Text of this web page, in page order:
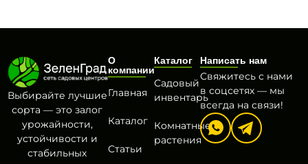
Выбирайте лучшие
сорта — это залог
урожайности,
устойчивости и
стабильных
О
компании
Главная
Каталог
Статьи
Каталог
Садовый
инвентарь
Комнатные
растения
Написать нам
Свяжитесь с нами
в соцсетях — мы
всегда на связи!